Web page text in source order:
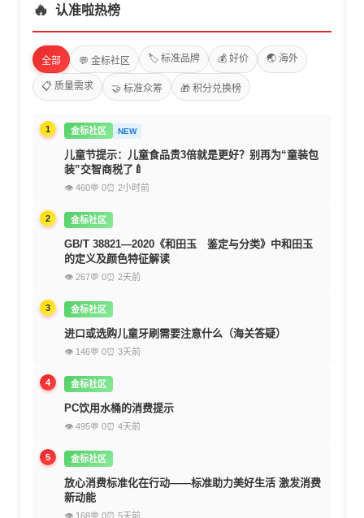
🔥 认准啦热榜
全部 💬 金标社区 🏷️ 标准品牌 💰 好价 🌏 海外
📋 质量需求 🤝 标准众筹 🎁 积分兑换榜
1 金标社区 NEW
儿童节提示：儿童食品贵3倍就是更好？别再为“童装包
装”交智商税了🍼
👁 460💬 0⏰ 2小时前
2 金标社区
GB/T 38821—2020《和田玉 鉴定与分类》中和田玉
的定义及颜色特征解读
👁 267💬 0⏰ 2天前
3 金标社区
进口或选购儿童牙刷需要注意什么（海关答疑）
👁 146💬 0⏰ 3天前
4 金标社区
PC饮用水桶的消费提示
👁 495💬 0⏰ 4天前
5 金标社区
放心消费标准化在行动——标准助力美好生活 激发消费
新动能
👁 168💬 0⏰ 5天前